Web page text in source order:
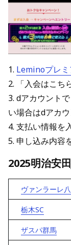
1. Leminoプレ
2. 「入会はこち
3. dアカウント
い場合はdアカウ
4. 支払い情報を
5. 申し込み内容
2025明治安
ヴァンラーレ
栃木SC
ザスパ群馬